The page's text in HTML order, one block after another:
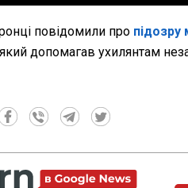
повідомили про підозру
допомагав ухилянтам